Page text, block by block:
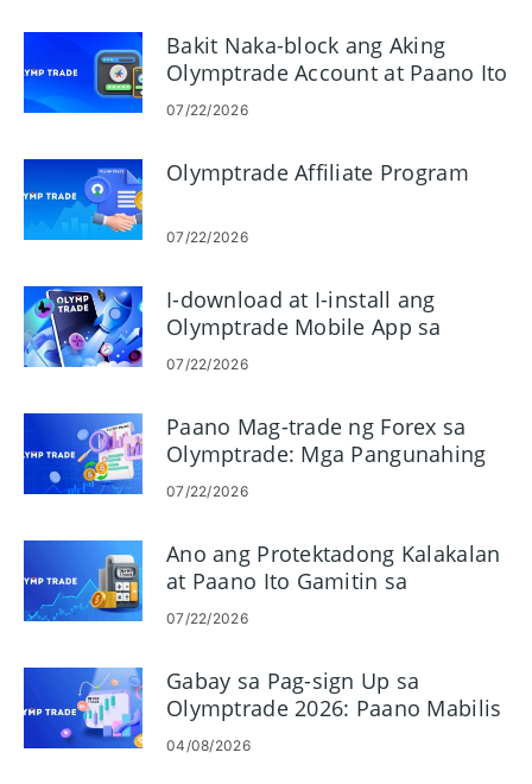
Bakit Naka-block ang Aking
Olymptrade Account at Paano Ito
Maiiwasan
07/22/2026
Olymptrade Affiliate Program
07/22/2026
I-download at I-install ang
Olymptrade Mobile App sa
Android at iOS
07/22/2026
Paano Mag-trade ng Forex sa
Olymptrade: Mga Pangunahing
Kaalaman sa Platform Trading
07/22/2026
Ano ang Protektadong Kalakalan
at Paano Ito Gamitin sa
Olymptrade
07/22/2026
Gabay sa Pag-sign Up sa
Olymptrade 2026: Paano Mabilis
na Likhain at I-verify ang Iyong
Account
04/08/2026